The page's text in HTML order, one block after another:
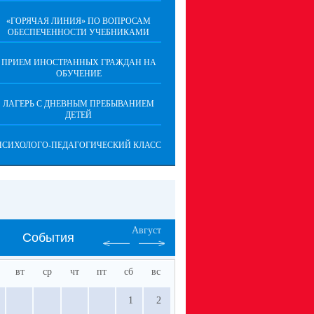
«ГОРЯЧАЯ ЛИНИЯ» ПО ВОПРОСАМ
ОБЕСПЕЧЕННОСТИ УЧЕБНИКАМИ
ПРИЕМ ИНОСТРАННЫХ ГРАЖДАН НА
ОБУЧЕНИЕ
ЛАГЕРЬ С ДНЕВНЫМ ПРЕБЫВАНИЕМ
ДЕТЕЙ
ПЕДАГОГИЧЕСКИЙ КЛАСС
События
Август
вт ср чт пт сб вс
1 2